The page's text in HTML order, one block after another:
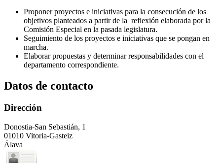
Proponer proyectos e iniciativas para la consecución de los
objetivos planteados a partir de la reflexión elaborada por la
Comisión Especial en la pasada legislatura.
Seguimiento de los proyectos e iniciativas que se pongan en
marcha.
Elaborar propuestas y determinar responsabilidades con el
departamento correspondiente.
Datos de contacto
Dirección
Donostia-San Sebastián, 1
01010 Vitoria-Gasteiz
Álava